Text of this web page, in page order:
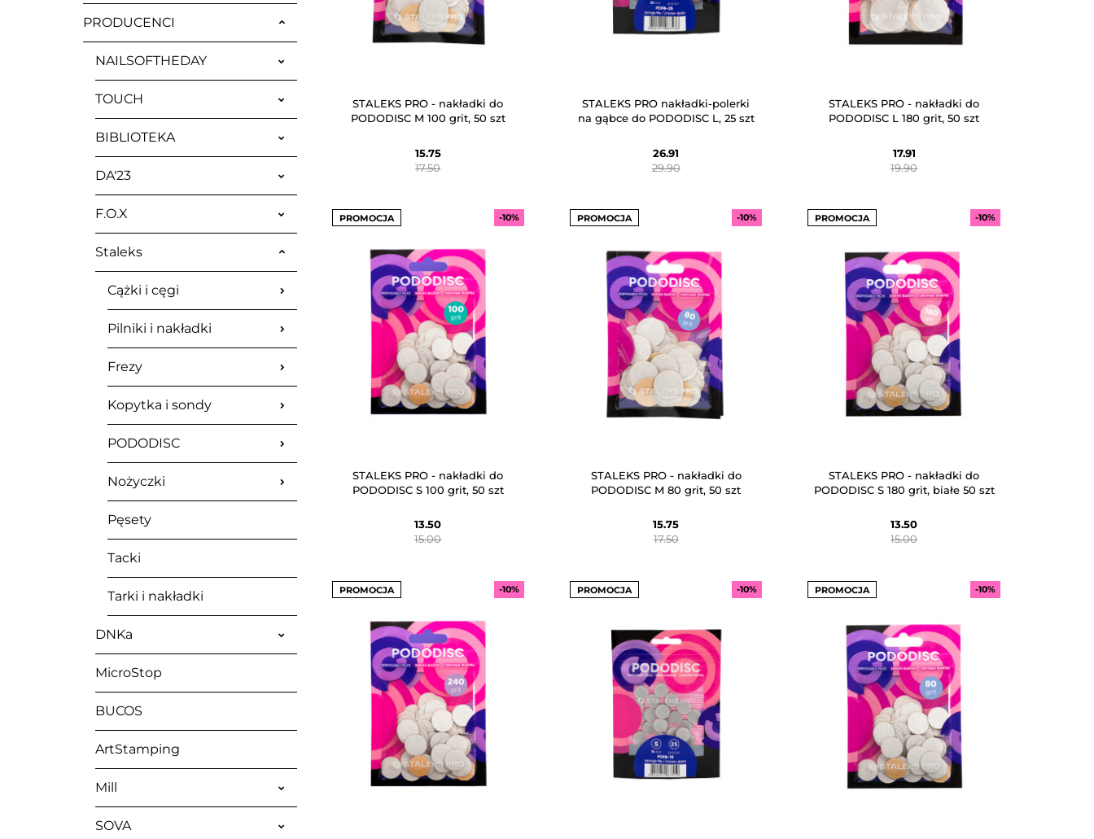
PRODUCENCI
NAILSOFTHEDAY
TOUCH
BIBLIOTEKA
DA'23
F.O.X
Staleks
Cążki i cęgi
Pilniki i nakładki
Frezy
Kopytka i sondy
PODODISC
Nożyczki
Pęsety
Tacki
Tarki i nakładki
DNKa
MicroStop
BUCOS
ArtStamping
Mill
SOVA
STALEKS PRO - nakładki do
PODODISC M 100 grit, 50 szt
15.75
17.50
STALEKS PRO nakładki-polerki
na gąbce do PODODISC L, 25 szt
26.91
29.90
STALEKS PRO - nakładki do
PODODISC L 180 grit, 50 szt
17.91
19.90
PROMOCJA
STALEKS PRO - nakładki do
PODODISC S 100 grit, 50 szt
13.50
-10%
15.00
PROMOCJA
STALEKS PRO - nakładki do
PODODISC M 80 grit, 50 szt
15.75
-10%
17.50
PROMOCJA
STALEKS PRO - nakładki do
PODODISC S 180 grit, białe 50 szt
13.50
-10%
15.00
PROMOCJA -10% PROMOCJA -10% PROMOCJA -10%